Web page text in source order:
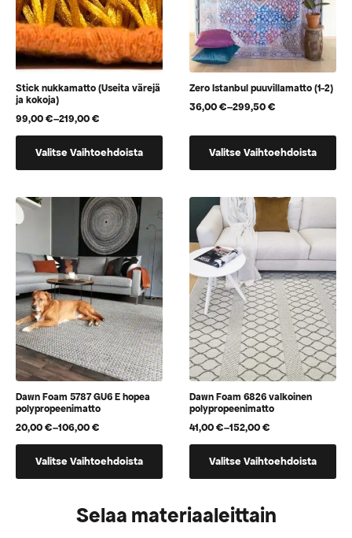
Stick nukkamatto (Useita värejä
ja kokoja)
99,00€–219,00€
Hintaluokka:
99,00 €
Valitse Vaihtoehdoista
useampi
muunnelma.
tehdä
valinnat
tuotteen
sivulla.
Zero Istanbul puuvillamatto (1-2)
36,00€–299,50€
Hintaluokka:
-
299,50 €
Valitse Vaihtoehdoista
useampi
muunnelma.
Voit
tehdä
valinnat
tuotteen
sivulla.
Dawn Foam 5787 GU6 E hopea
polypropeenimatto
20,00€–106,00€
Hintaluokka:
20,00 €
Valitse Vaihtoehdoista
tuotteella
muunnelma.
Dawn Foam 6826 valkoinen
polypropeenimatto
41,00€–152,00€
Hintaluokka:
41,00 €
Valitse Vaihtoehdoista
tuotteella
useampi
muunnelma.
Selaa materiaaleittain